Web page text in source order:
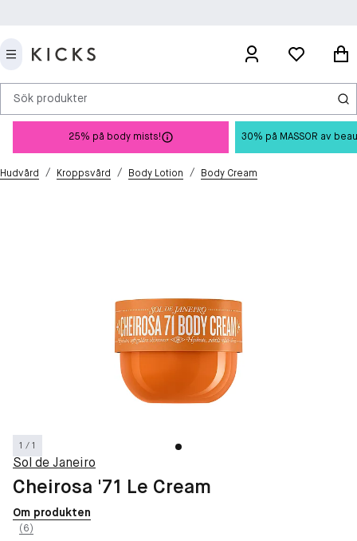
Sök produkter
25% på body mists! 30% på MASSOR av
Hudvård / Kroppsvård / Body Lotion / Body Cream
1 / 1
Sol de Janeiro
Cheirosa '71 Le Cream
Om produkten
(6)